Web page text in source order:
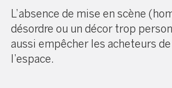
L’absence de mise en scène
désordre ou un décor trop
aussi empêcher les acheteurs
l’espace.